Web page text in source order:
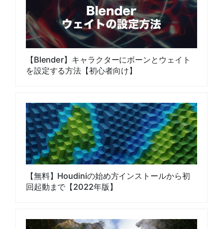
【Blender】キャラクターにボーンとウェイト
を設定する方法【初心者向け】
【無料】Houdiniの始め方インストールから初
回起動まで【2022年版】